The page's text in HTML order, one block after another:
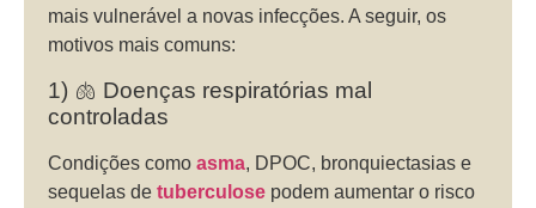
mais vulnerável a novas infecções. A seguir, os
motivos mais comuns:
1) 🫁 Doenças respiratórias mal
controladas
Condições como asma, DPOC, bronquiectasias e
sequelas de tuberculose podem aumentar o risco